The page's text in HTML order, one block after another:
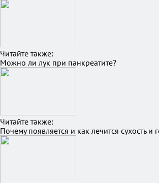
Читайте также:
Можно ли лук при панкреатите?
Читайте также:
Почему появляется и как лечится сухость и